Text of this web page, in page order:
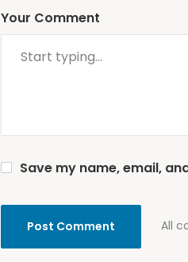
Your Comment
All
Save my name, email,